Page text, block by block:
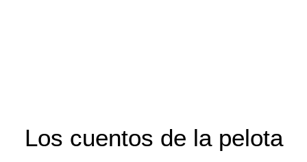
Los cuentos de la pelota